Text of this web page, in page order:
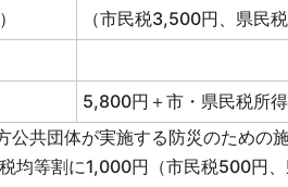
（市民税3,500円、県民
5,800円＋市・県民税所
共団体が実施する防災のための
均等割に1,000円（市民税500円